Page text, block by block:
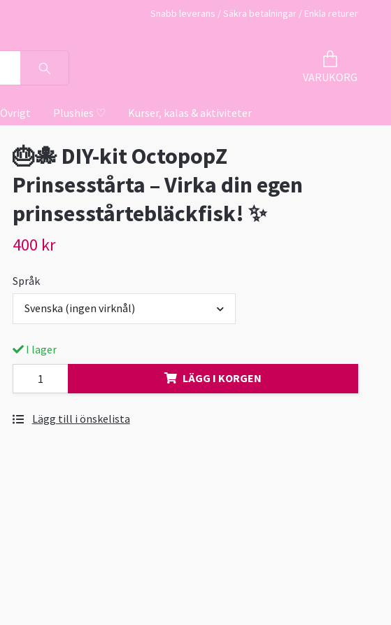
Snabb leverans / Säkra betalningar / Enkla returer
VARUKORG
Övrigt Plushies ♡ Kurser, kalas & aktiviteter
🎂🐙 DIY-kit OctopopZ
Prinsesstårta – Virka din egen
prinsesstårtebläckfisk! ✨
400 kr
Språk
Svenska (ingen virknål)
I lager
LÄGG I KORGEN
Lägg till i önskelista